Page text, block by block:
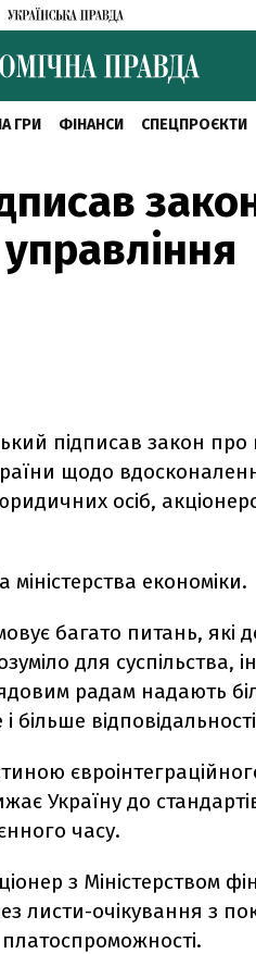
ГРИ ФІНАНСИ СПЕЦПРОЄКТИ
підписав закон про
щодо
осіб,
міністерства економіки.
багато питань, які
для суспільства,
радам надають
Україну до
часу.
з Міністерством
листи-очікування з
платоспроможності.